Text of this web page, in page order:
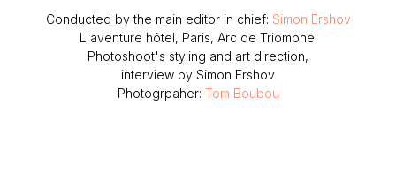
Conducted by the main editor in chief: Simon Ershov
L'aventure hôtel, Paris, Arc de Triomphe.
Photoshoot's styling and art direction,
interview by Simon Ershov
Photogrpaher: Tom Boubou